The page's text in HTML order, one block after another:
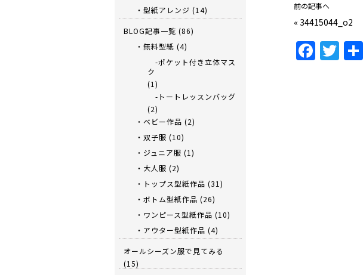
前の記事へ
« 34415044_o2
F
a
T
w
・型紙アレンジ (14)
BLOG記事一覧 (86)
・無料型紙 (4)
-ポケット付き立体マス
ク
(1)
-トートレッスンバッグ
(2)
・ベビー作品 (2)
・双子服 (10)
・ジュニア服 (1)
・大人服 (2)
・トップス型紙作品 (31)
・ボトム型紙作品 (26)
・ワンピース型紙作品 (10)
・アウター型紙作品 (4)
オールシーズン服で見てみる
(15)